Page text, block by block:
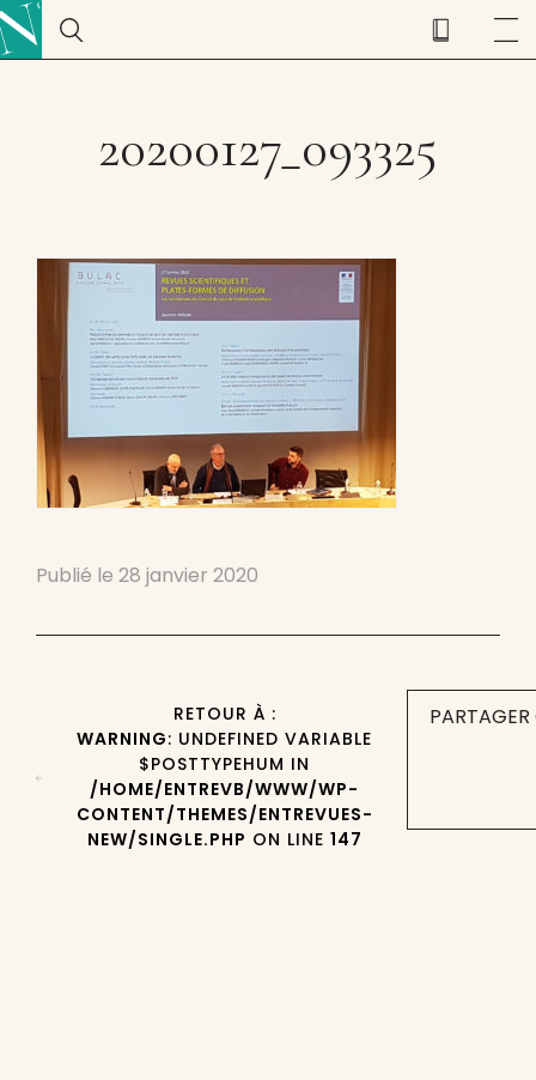
20200127_093325
Publié le 28 janvier 2020
RETOUR À :
WARNING: UNDEFINED VARIABLE
$POSTTYPEHUM IN
/HOME/ENTREVB/WWW/WP-
CONTENT/THEMES/ENTREVUES-
NEW/SINGLE.PHP ON LINE 147